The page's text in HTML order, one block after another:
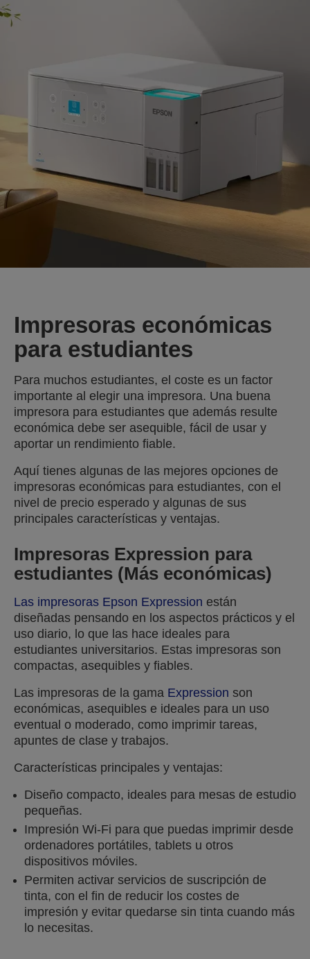
Impresoras económicas
para estudiantes
Para muchos estudiantes, el coste es un factor
importante al elegir una impresora. Una buena
impresora para estudiantes que además resulte
económica debe ser asequible, fácil de usar y
aportar un rendimiento fiable.
Aquí tienes algunas de las mejores opciones de
impresoras económicas para estudiantes, con el
nivel de precio esperado y algunas de sus
principales características y ventajas.
Impresoras Expression para
estudiantes (Más económicas)
Las impresoras Epson Expression están
diseñadas pensando en los aspectos prácticos y el
uso diario, lo que las hace ideales para
estudiantes universitarios. Estas impresoras son
compactas, asequibles y fiables.
Las impresoras de la gama Expression son
económicas, asequibles e ideales para un uso
eventual o moderado, como imprimir tareas,
apuntes de clase y trabajos.
Características principales y ventajas:
Diseño compacto, ideales para mesas de estudio
pequeñas.
Impresión Wi-Fi para que puedas imprimir desde
ordenadores portátiles, tablets u otros
dispositivos móviles.
Permiten activar servicios de suscripción de
tinta, con el fin de reducir los costes de
impresión y evitar quedarse sin tinta cuando más
lo necesitas.